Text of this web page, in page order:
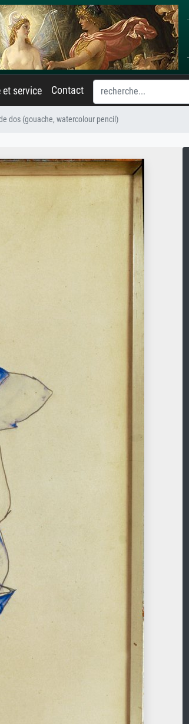
et service Contact
dos (gouache, watercolour pencil)